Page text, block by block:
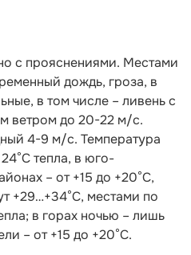
с прояснениями. Местами
дождь, гроза, в
в том числе – ливень с
ветром до 20-22 м/с.
4-9 м/с. Температура
тепла, в юго-
– от +15 до +20°С,
+29…+34°С, местами по
в горах ночью – лишь
– от +15 до +20°С.